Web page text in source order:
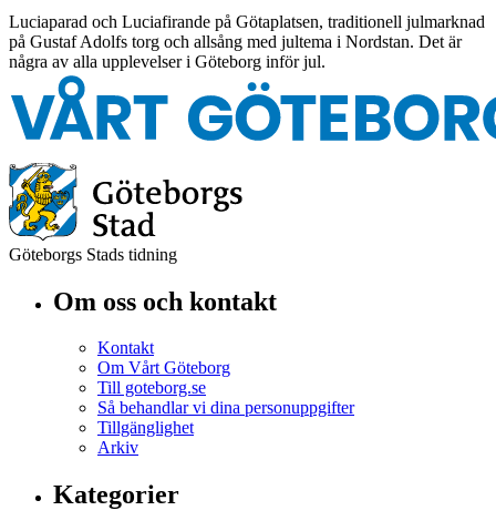
Luciaparad och Luciafirande på Götaplatsen, traditionell julmarknad
på Gustaf Adolfs torg och allsång med jultema i Nordstan. Det är
några av alla upplevelser i Göteborg inför jul.
Göteborgs Stads tidning
Om oss och kontakt
Kontakt
Om Vårt Göteborg
Till goteborg.se
Så behandlar vi dina personuppgifter
Tillgänglighet
Arkiv
Kategorier